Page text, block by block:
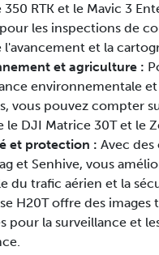
350 RTK et le Mavic 3
les inspections de
l'avancement et la
et agriculture :
environnementale
vous pouvez compter
le DJI Matrice 30T et le
et protection : Avec
et Senhive, vous
du trafic aérien et la
H20T offre des images
pour la surveillance et